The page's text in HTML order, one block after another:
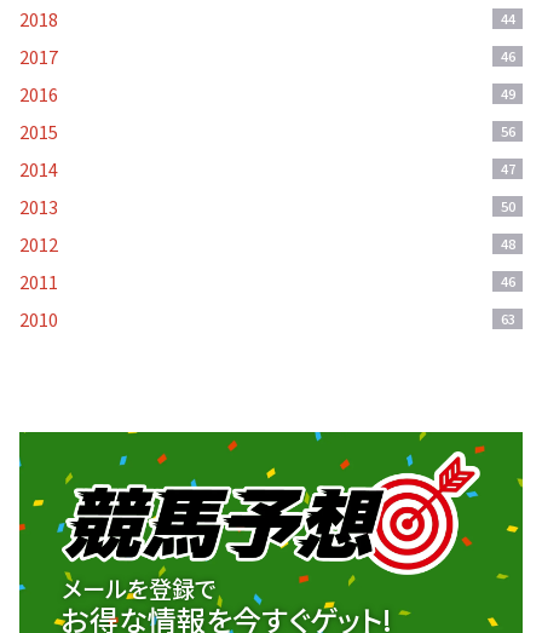
2018 44
2017 46
2016 49
2015 56
2014 47
2013 50
2012 48
2011 46
2010 63
メールを登録で
お得な情報を今すぐゲット!